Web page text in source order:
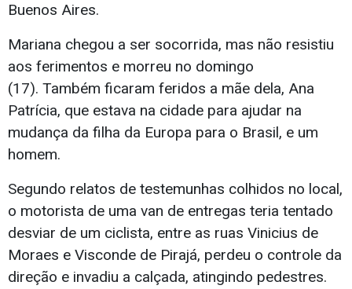
Buenos Aires.
Mariana chegou a ser socorrida, mas não resistiu
aos ferimentos e morreu no domingo
(17). Também ficaram feridos a mãe dela, Ana
Patrícia, que estava na cidade para ajudar na
mudança da filha da Europa para o Brasil, e um
homem.
Segundo relatos de testemunhas colhidos no local,
o motorista de uma van de entregas teria tentado
desviar de um ciclista, entre as ruas Vinicius de
Moraes e Visconde de Pirajá, perdeu o controle da
direção e invadiu a calçada, atingindo pedestres.